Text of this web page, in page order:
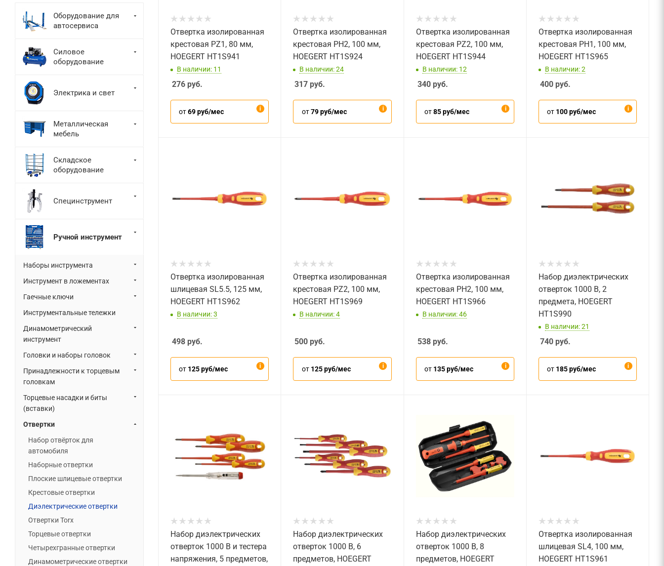
Отвертка изолированная
крестовая PZ1, 80 мм,
HOEGERT HT1S941
В наличии: 11
276 руб.
от69 руб/мес
Отвертка изолированная
крестовая PH2, 100 мм,
HOEGERT HT1S924
В наличии: 24
317 руб.
от79 руб/мес
Отвертка изолированная
крестовая PZ2, 100 мм,
HOEGERT HT1S944
В наличии: 12
340руб.
от85 руб/мес
Отвертка изолированная
крестовая PH1, 100 мм,
HOEGERT HT1S965
В наличии: 2
400руб.
от 100 руб/мес
Отвертка изолированная
шлицевая SL5.5, 125 мм,
HOEGERT HT1S962
В наличии: 3
498 руб.
от 125 руб/мес
Отвертка изолированная
крестовая PZ2, 100 мм,
HOEGERT HT1S969
В наличии: 4
500 руб.
от 125 руб/мес
Отвертка изолированная
крестовая PH2, 100 мм,
HOEGERT HT1S966
В наличии: 46
538руб.
от 135 руб/мес
Набор диэлектрических
отверток 1000 В, 2
предмета, HOEGERT
HT1S990
В наличии: 21
740руб.
от 185 руб/мес
Набор диэлектрических
отверток 1000 В и тестера
напряжения, 5 предметов,
Набор диэлектрических
отверток 1000 В, 6
предметов, HOEGERT
Набор диэлектрических
отверток 1000 В, 8
предметов, HOEGERT
Отвертка изолированная
шлицевая SL4, 100 мм,
HOEGERT HT1S961
Оборудование для
автосервиса
Силовое
оборудование
Электрика и свет
Металлическая
мебель
Складское
оборудование
Специнструмент
Ручной инструмент
Наборы инструмента
Инструмент в ложементах
Гаечные ключи
Инструментальные тележки
Динамометрический
инструмент
Головки и наборы головок
Принадлежности к торцевым
головкам
Торцевые насадки и биты
(вставки)
Отвертки
Набор отвёрток для
автомобиля
Наборные отвертки
Плоские шлицевые отвертки
Крестовые отвертки
Диэлектрические отвертки
Отвертки Torx
Торцевые отвертки
Четырехгранные отвертки
Динамометрические отвертки